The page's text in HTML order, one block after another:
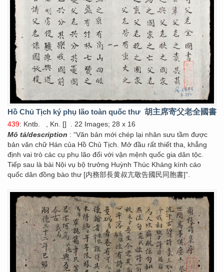
Hồ Chủ Tịch ký phụ lão toàn quốc thư 胡主席寄父老全國書
439: Kntb. , Kn. []
. 22 Images; 28 x 16
Mô tả/description : “Văn bản mới chép lại nhân sưu tầm được
bản văn chữ Hán của Hồ Chủ Tịch. Mở đầu rất thiết tha, khẳng
định vai trò các cụ phụ lão đối với vận mệnh quốc gia dân tộc.
Tiếp sau là bài Nội vụ bộ trưởng Huỳnh Thúc Kháng kính cáo
quốc dân đồng bào thư [内務部長黄叔亢敬告國民同胞書]”.